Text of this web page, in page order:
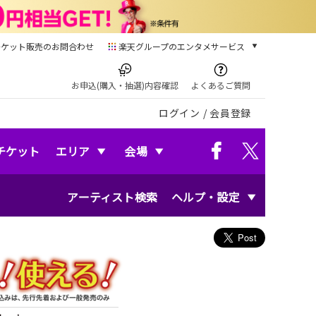
ット販売のお問合わせ 楽天グループのエンタメサービス
本/ゲーム/CD/DVD
楽天ブックス
電子書籍
楽天Kobo
音楽配信
お申込(購入・抽選)内容確認 よくあるご質問
ログイン / 会員登録
ケット エリア 会場
アーティスト検索 ヘルプ・設定